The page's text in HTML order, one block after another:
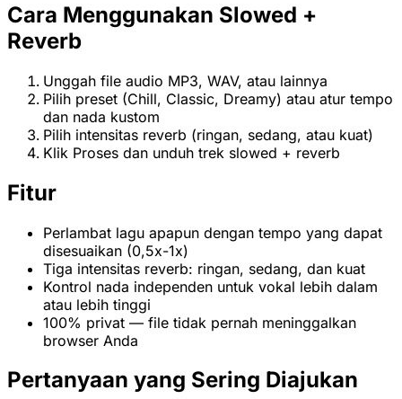
Cara Menggunakan Slowed +
Reverb
Unggah file audio MP3, WAV, atau lainnya
Pilih preset (Chill, Classic, Dreamy) atau atur tempo
dan nada kustom
Pilih intensitas reverb (ringan, sedang, atau kuat)
Klik Proses dan unduh trek slowed + reverb
Fitur
Perlambat lagu apapun dengan tempo yang dapat
disesuaikan (0,5x-1x)
Tiga intensitas reverb: ringan, sedang, dan kuat
Kontrol nada independen untuk vokal lebih dalam
atau lebih tinggi
100% privat — file tidak pernah meninggalkan
browser Anda
Pertanyaan yang Sering Diajukan